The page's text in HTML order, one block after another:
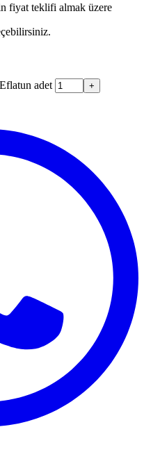
fiyat teklifi almak üzere
adet
+